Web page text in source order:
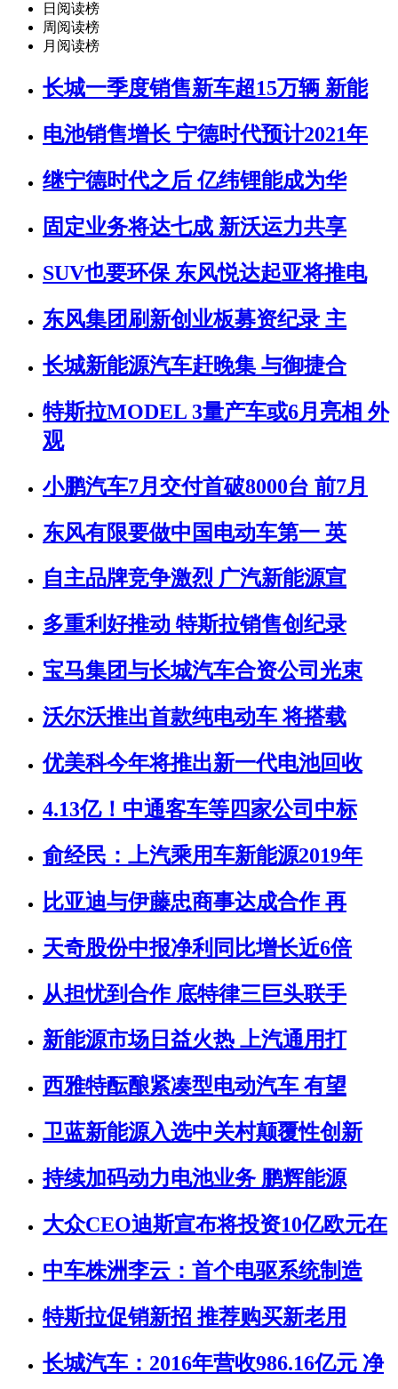
日阅读榜
周阅读榜
月阅读榜
长城一季度销售新车超15万辆 新能
电池销售增长 宁德时代预计2021年
继宁德时代之后 亿纬锂能成为华
固定业务将达七成 新沃运力共享
SUV也要环保 东风悦达起亚将推电
东风集团刷新创业板募资纪录 主
长城新能源汽车赶晚集 与御捷合
特斯拉MODEL 3量产车或6月亮相 外
观
小鹏汽车7月交付首破8000台 前7月
东风有限要做中国电动车第一 英
自主品牌竞争激烈 广汽新能源宣
多重利好推动 特斯拉销售创纪录
宝马集团与长城汽车合资公司光束
沃尔沃推出首款纯电动车 将搭载
优美科今年将推出新一代电池回收
4.13亿！中通客车等四家公司中标
俞经民：上汽乘用车新能源2019年
比亚迪与伊藤忠商事达成合作 再
天奇股份中报净利同比增长近6倍
从担忧到合作 底特律三巨头联手
新能源市场日益火热 上汽通用打
西雅特酝酿紧凑型电动汽车 有望
卫蓝新能源入选中关村颠覆性创新
持续加码动力电池业务 鹏辉能源
大众CEO迪斯宣布将投资10亿欧元在
中车株洲李云：首个电驱系统制造
特斯拉促销新招 推荐购买新老用
长城汽车：2016年营收986.16亿元 净